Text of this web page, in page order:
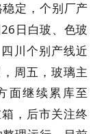
定，个别厂产
26 日白玻、色玻
川个别产线近
周五，玻璃主
面继续累库至
，后市关注终